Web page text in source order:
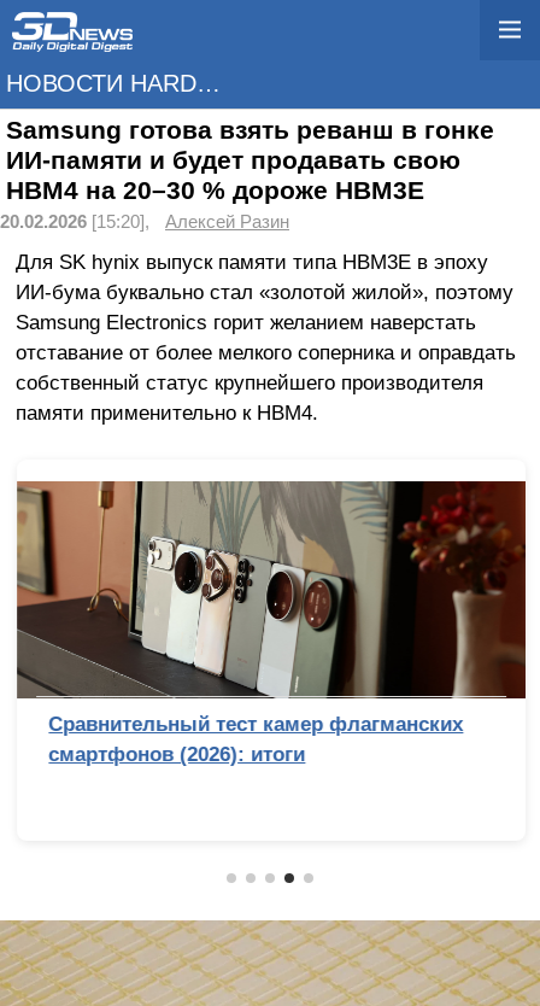
НОВОСТИ HARDWARE
Samsung готова взять реванш в гонке
ИИ-памяти и будет продавать свою
HBM4 на 20–30 % дороже HBM3E
20.02.2026 [15:20], Алексей Разин
Для SK hynix выпуск памяти типа HBM3E в эпоху
ИИ-бума буквально стал «золотой жилой», поэтому
Samsung Electronics горит желанием наверстать
отставание от более мелкого соперника и оправдать
собственный статус крупнейшего производителя
памяти применительно к HBM4.
Сравнительный тест камер флагманских
смартфонов (2026): итоги